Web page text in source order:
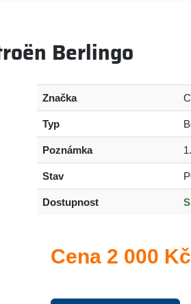
Berlingo
Značka
Typ
Poznámka
Stav
Dostupnost
Cena 2 000